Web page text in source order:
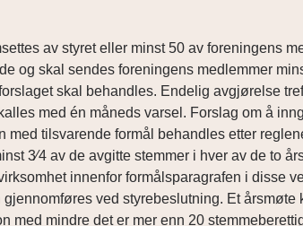
av styret eller minst 50 av foreningens
og skal sendes foreningens medlemmer
skal behandles. Endelig avgjørelse
med én måneds varsel. Forslag om å
tilsvarende formål behandles etter
3⁄4 av de avgitte stemmer i hver av de to
innenfor formålsparagrafen i disse
ved styrebeslutning. Et årsmøte
med mindre det er mer enn 20